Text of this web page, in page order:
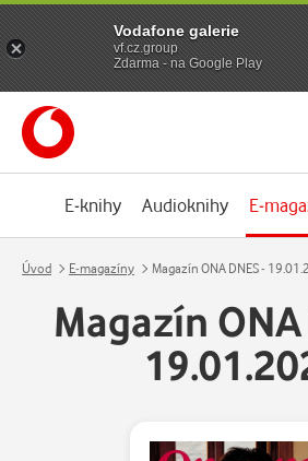
E-knihy Audioknihy E-
Úvod E-magazíny Magazín ONA DNES -
Magazín ONA
Vodafone galerie
vf.cz.group
Zdarma - na Google Play